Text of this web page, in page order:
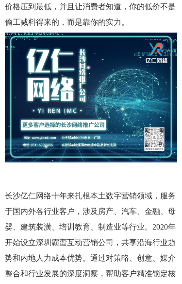
价格压到最低，并且让消费者知道，你的低价不是
偷工减料得来的，而是靠你的实力。
长沙亿仁网络十年来扎根本土数字营销领域，服务
于国内外各行业客户，涉及房产、汽车、金融、母
婴、建筑装潢、培训教育、制造业等行业。2020年
开始设立深圳霸蛮互动营销公司，共享沿海行业趋
势和内地人力成本优势。通过对策略、创意、媒介
整合和行业发展的深度洞察，帮助客户精准锁定核